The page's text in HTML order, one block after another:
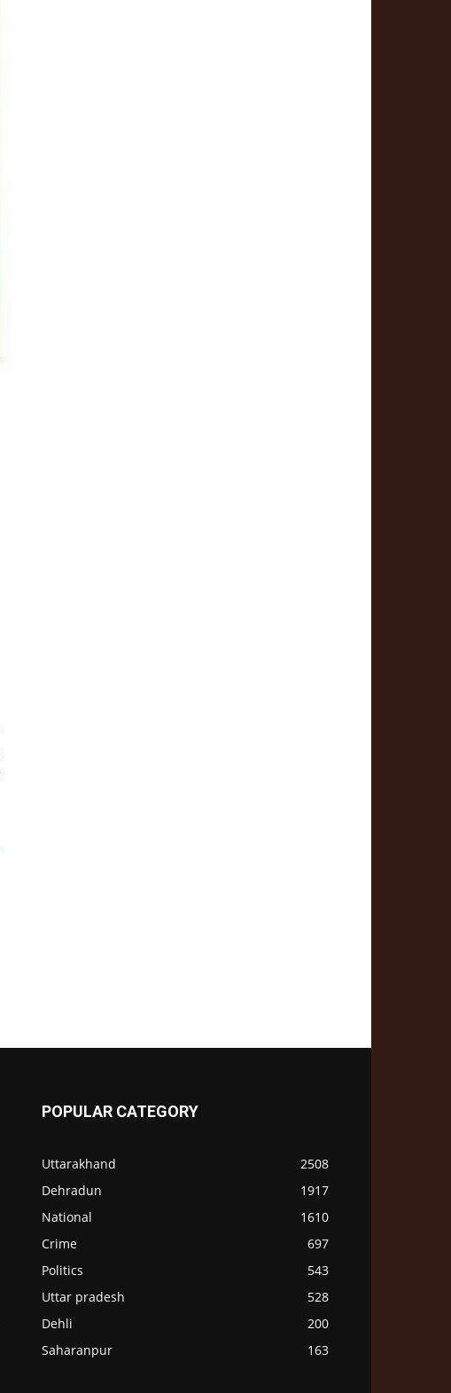
POPULAR CATEGORY
Uttarakhand
2508
Dehradun
1917
National
1610
Crime
697
Politics
543
Uttar pradesh
528
Dehli
200
Saharanpur
163